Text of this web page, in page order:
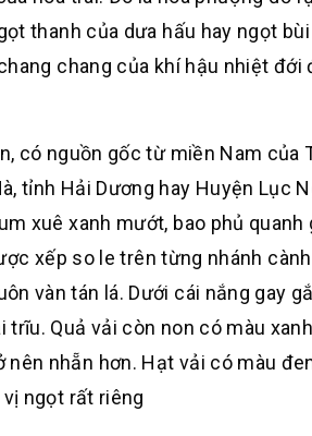
thanh của dưa hấu hay ngọt
chang của khí hậu nhiệt
có nguồn gốc từ miền Nam của
tỉnh Hải Dương hay Huyện Lục
xuê xanh mướt, bao phủ
xếp so le trên từng nhánh
vàn tán lá. Dưới cái nắng gay
Quả vải còn non có màu
nhẵn hơn. Hạt vải có màu
ngọt rất riêng